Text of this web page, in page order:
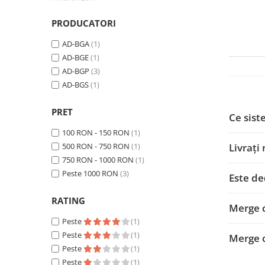
Navigații auto universale
PRODUCATORI
AD-BGA(1)
AD-BGE(1)
AD-BGP (3)
AD-BGS(1)
PRET
100 RON - 150 RON (1)
500 RON - 750 RON (1)
750 RON - 1000 RON (1)
Peste 1000 RON (3)
RATING
Peste
(1)
Peste
(1)
Peste
(1)
Peste
(1)
Ce
Livrați
Este
Merge
Merge